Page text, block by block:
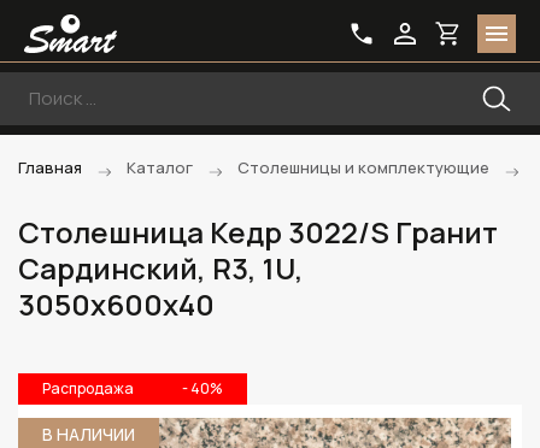
Главная Каталог Столешницы и комплектующие
Столешница Кедр 3022/S Гранит
Сардинский, R3, 1U,
3050х600х40
Распродажа - 40%
В НАЛИЧИИ